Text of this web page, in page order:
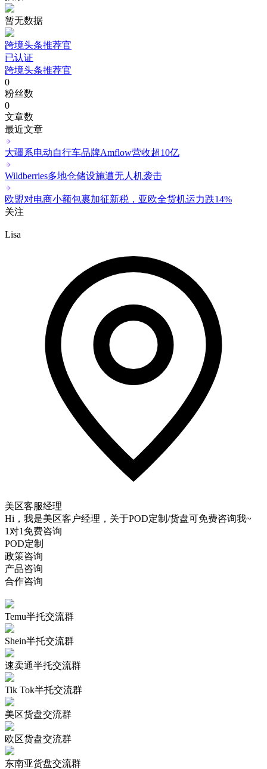
暂无数据
跨境头条推荐官
已认证
跨境头条推荐官
0
粉丝数
0
文章数
最近文章
大疆系电动自行车品牌Amflow营收超10亿
Wildberries多地仓储设施遭无人机袭击
欧盟对电商小额包裹加征新税，亚欧全货机运力跌14%
关注
Lisa
美区客服经理
Hi，我是美区客户经理，关于POD定制/货盘可免费咨询我~
1对1免费咨询
POD定制
政策咨询
产品咨询
合作咨询
Temu半托交流群
Shein半托交流群
速卖通半托交流群
Tik Tok半托交流群
美区货盘交流群
欧区货盘交流群
东南亚货盘交流群